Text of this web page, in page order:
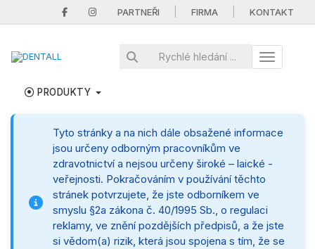
PARTNEŘI FIRMA KONTAKT
Toggle
PRODUKTY
Tyto stránky a na nich dále obsažené informace
jsou určeny odborným pracovníkům ve
zdravotnictví a nejsou určeny široké – laické -
veřejnosti. Pokračováním v používání těchto
stránek potvrzujete, že jste odborníkem ve
smyslu §2a zákona č. 40/1995 Sb., o regulaci
reklamy, ve znění pozdějších předpisů, a že jste
si vědom(a) rizik, která jsou spojena s tím, že se